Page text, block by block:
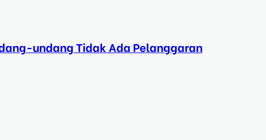
undang Tidak Ada Pelanggaran